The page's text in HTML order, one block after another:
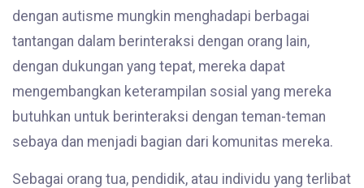
dengan autisme mungkin menghadapi berbagai
tantangan dalam berinteraksi dengan orang lain,
dengan dukungan yang tepat, mereka dapat
mengembangkan keterampilan sosial yang mereka
butuhkan untuk berinteraksi dengan teman-teman
sebaya dan menjadi bagian dari komunitas mereka.
Sebagai orang tua, pendidik, atau individu yang terlibat